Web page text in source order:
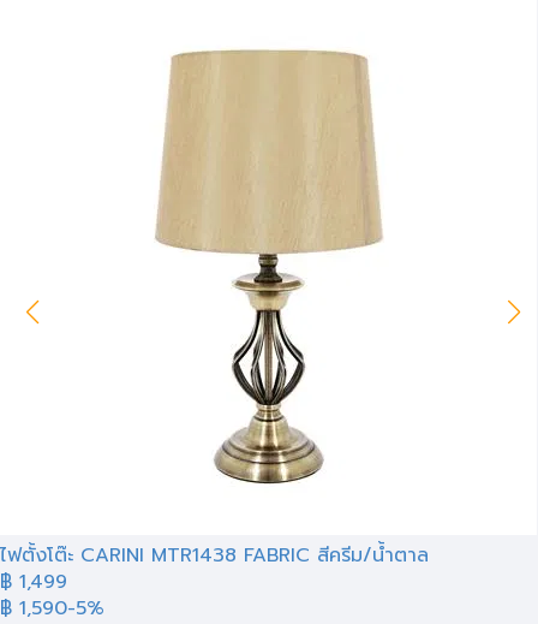
ไฟตั้งโต๊ะ CARINI MTR1438 FABRIC สีครีม/น้ำตาล
฿ 1,499
฿ 1,590-5%